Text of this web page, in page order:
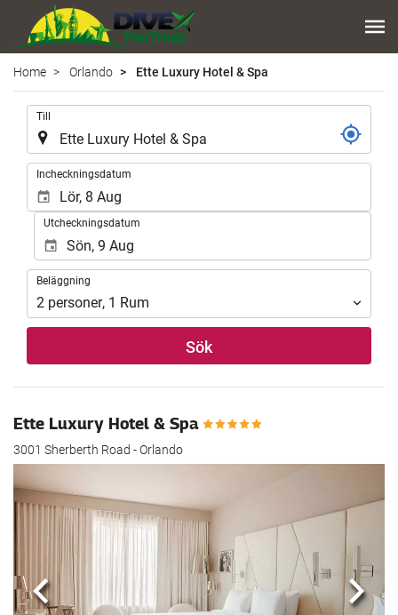
Home Orlando Ette Luxury Hotel & Spa
Till
Incheckningsdatum
Utcheckningsdatum
Beläggning
Beläggning
2 personer, 1 Rum
Sök
Ette Luxury Hotel & Spa
3001 Sherberth Road - Orlando
Föregående